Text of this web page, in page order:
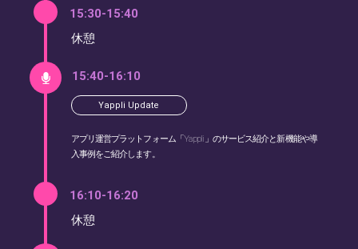
15:30-15:40
休憩
15:40-16:10
Yappli Update
アプリ運営プラットフォーム「Yappli」のサービス紹介と新機能や導
入事例をご紹介します。
16:10-16:20
休憩